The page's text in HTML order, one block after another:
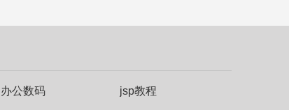
办公数码 jsp教程